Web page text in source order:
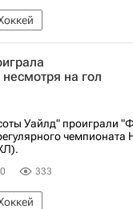
лига (НХЛ)
Питтсбург
на гол
Уайлд" проиграли
чемпионата
333